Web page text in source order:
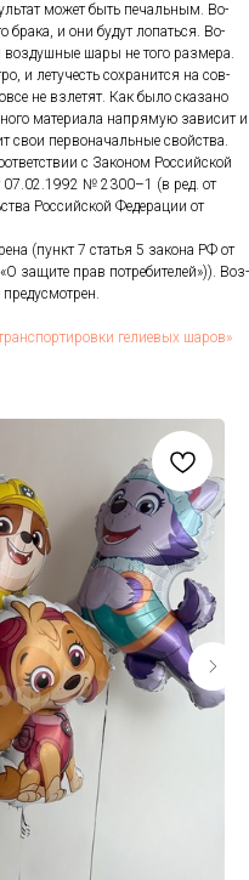
мо­жет быть пе­чаль­ным. Во-
и они бу­дут ло­пать­ся. Во-
ша­ры не то­го раз­ме­ра.
и ле­тучесть сох­ра­нит­ся на сов­
не взле­тят. Как бы­ло ска­зано
ма­тери­ала нап­ря­мую за­висит и
свои пер­во­началь­ные свой­ства.
с За­коном Рос­сий­ской
07.02.1992 № 2300–1 (в ред. от
Рос­сий­ской Фе­дера­ции от
(пункт 7 статья 5 за­кона РФ от
за­щите прав пот­ре­бите­лей»)). Воз­
ге­ли­евых ша­ров»